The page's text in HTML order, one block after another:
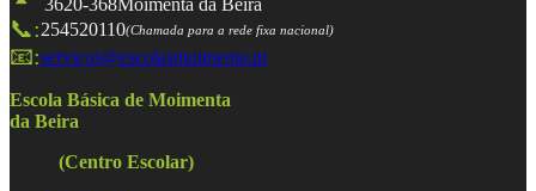
3620-368Moimenta da Beira
📞:254520110(Chamada para a rede fixa nacional)
📧:servicos@escolasmoimenta.pt
Escola Básica de Moimenta
da Beira
(Centro Escolar)